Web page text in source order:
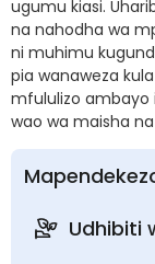
ugumu kiasi.
na nahodha wa
ni muhimu
pia wanaweza
mfululizo ambayo
wao wa maisha
Udhibiti